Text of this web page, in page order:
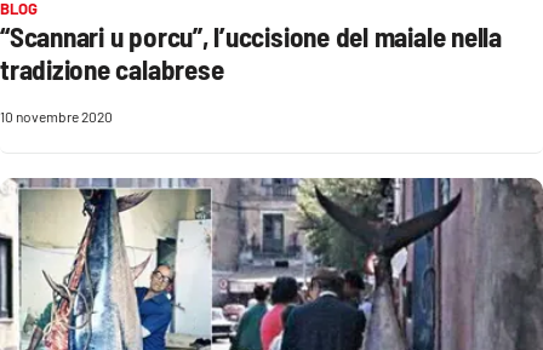
Lactv.it
Laconair.it
Lacitymag.it
Lacapitalenews.it
Ilreggino.it
BLOG
“Scannari u porcu”, l’uccisione del maiale nella
tradizione calabrese
10 novembre 2020